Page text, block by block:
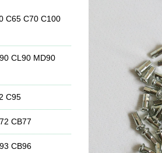
C65 C70 C100
CL90 MD90
C95
CB77
CB96